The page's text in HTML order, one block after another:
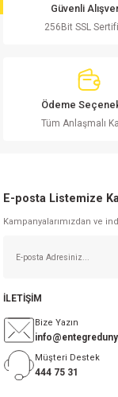
Bu ürüne benzer
Güvenli
256Bit SSL
Ödeme
Tüm Anlaşmalı
E-posta Listemize
Kampanyalarımızdan ve
İLETİŞİM
Bize Yazın
Müşteri Destek
444 75 31